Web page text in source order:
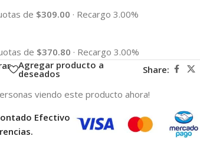
de $309.00 · Recargo 3.00%
de $370.80 · Recargo 3.00%
Agregar producto a
deseados Share:
viendo este producto ahora!
Efectivo